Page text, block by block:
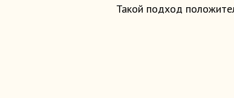
Такой подход